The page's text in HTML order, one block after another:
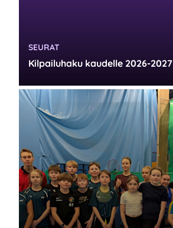
Kilpailuhaku kaudelle 2026-2027
KATEGORIA:
SEURAT